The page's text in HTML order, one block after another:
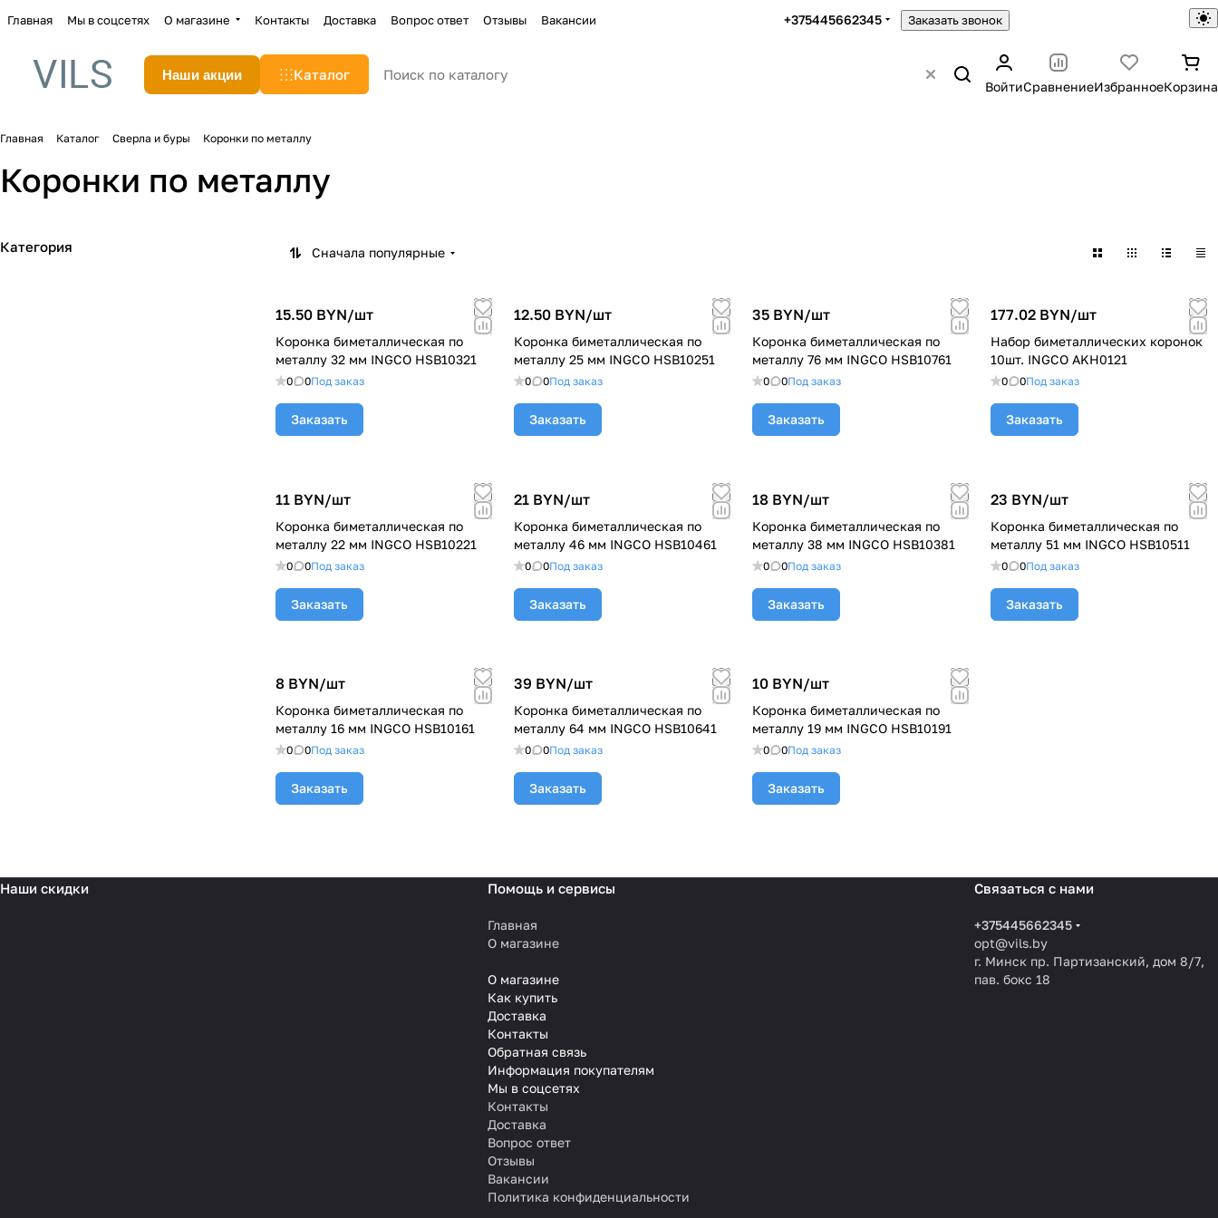
Главная Мы в соцсетях О магазине Контакты Доставка Вопрос ответ Отзывы Вакансии +375445662345 Заказать звонок
Наши акции Каталог
ВойтиСравнениеИзбранноеКорзина
Главная Каталог Сверла и буры Коронки по металлу
Коронки по металлу
Сначала популярные
15.50 BYN/шт
Коронка биметаллическая по
металлу 32 мм INGCO HSB10321
0 0Под заказ
Заказать
12.50 BYN/шт
Коронка биметаллическая по
металлу 25 мм INGCO HSB10251
0 0Под заказ
Заказать
35 BYN/шт
Коронка биметаллическая по
металлу 76 мм INGCO HSB10761
0 0Под заказ
Заказать
177.02 BYN/шт
Набор биметаллических коронок
10шт. INGCO AKH0121
0 0Под заказ
Заказать
11 BYN/шт
Коронка биметаллическая по
металлу 22 мм INGCO HSB10221
0 0Под заказ
Заказать
21 BYN/шт
Коронка биметаллическая по
металлу 46 мм INGCO HSB10461
0 0Под заказ
Заказать
18 BYN/шт
Коронка биметаллическая по
металлу 38 мм INGCO HSB10381
0 0Под заказ
Заказать
23 BYN/шт
Коронка биметаллическая по
металлу 51 мм INGCO HSB10511
0 0Под заказ
Заказать
8 BYN/шт
Коронка биметаллическая по
металлу 16 мм INGCO HSB10161
0 0Под заказ
Заказать
39 BYN/шт
Коронка биметаллическая по
металлу 64 мм INGCO HSB10641
0 0Под заказ
Заказать
10 BYN/шт
Коронка биметаллическая по
металлу 19 мм INGCO HSB10191
0 0Под заказ
Заказать
Категория
Наши скидки Помощь и сервисы
Главная
О магазине
О магазине
Как купить
Доставка
Контакты
Обратная связь
Информация покупателям
Мы в соцсетях
Контакты
Доставка
Вопрос ответ
Отзывы
Вакансии
Политика конфиденциальности
Связаться с нами
+375445662345
opt@vils.by
г. Минск пр. Партизанский, дом 8/7,
пав. бокс 18